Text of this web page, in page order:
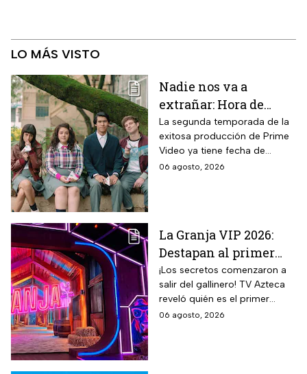
LO MÁS VISTO
Nadie nos va a
extrañar: Hora de
estreno de la
Temporada 2 y reparto
completo
La segunda temporada de la
exitosa producción de Prime
Video ya tiene fecha de
estreno. Conoce el horario en
06 agosto, 2026
La Granja VIP 2026:
Destapan al primer
participante del
reality más viral de la
televisión mexicana
¡Los secretos comenzaron a
salir del gallinero! TV Azteca
reveló quién es el primer
granjero confirmado para la
06 agosto, 2026